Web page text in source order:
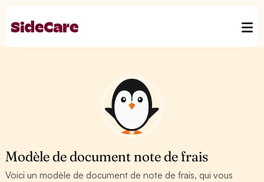
Modèle de document note de frais
Voici un modèle de document de note de frais, qui vous